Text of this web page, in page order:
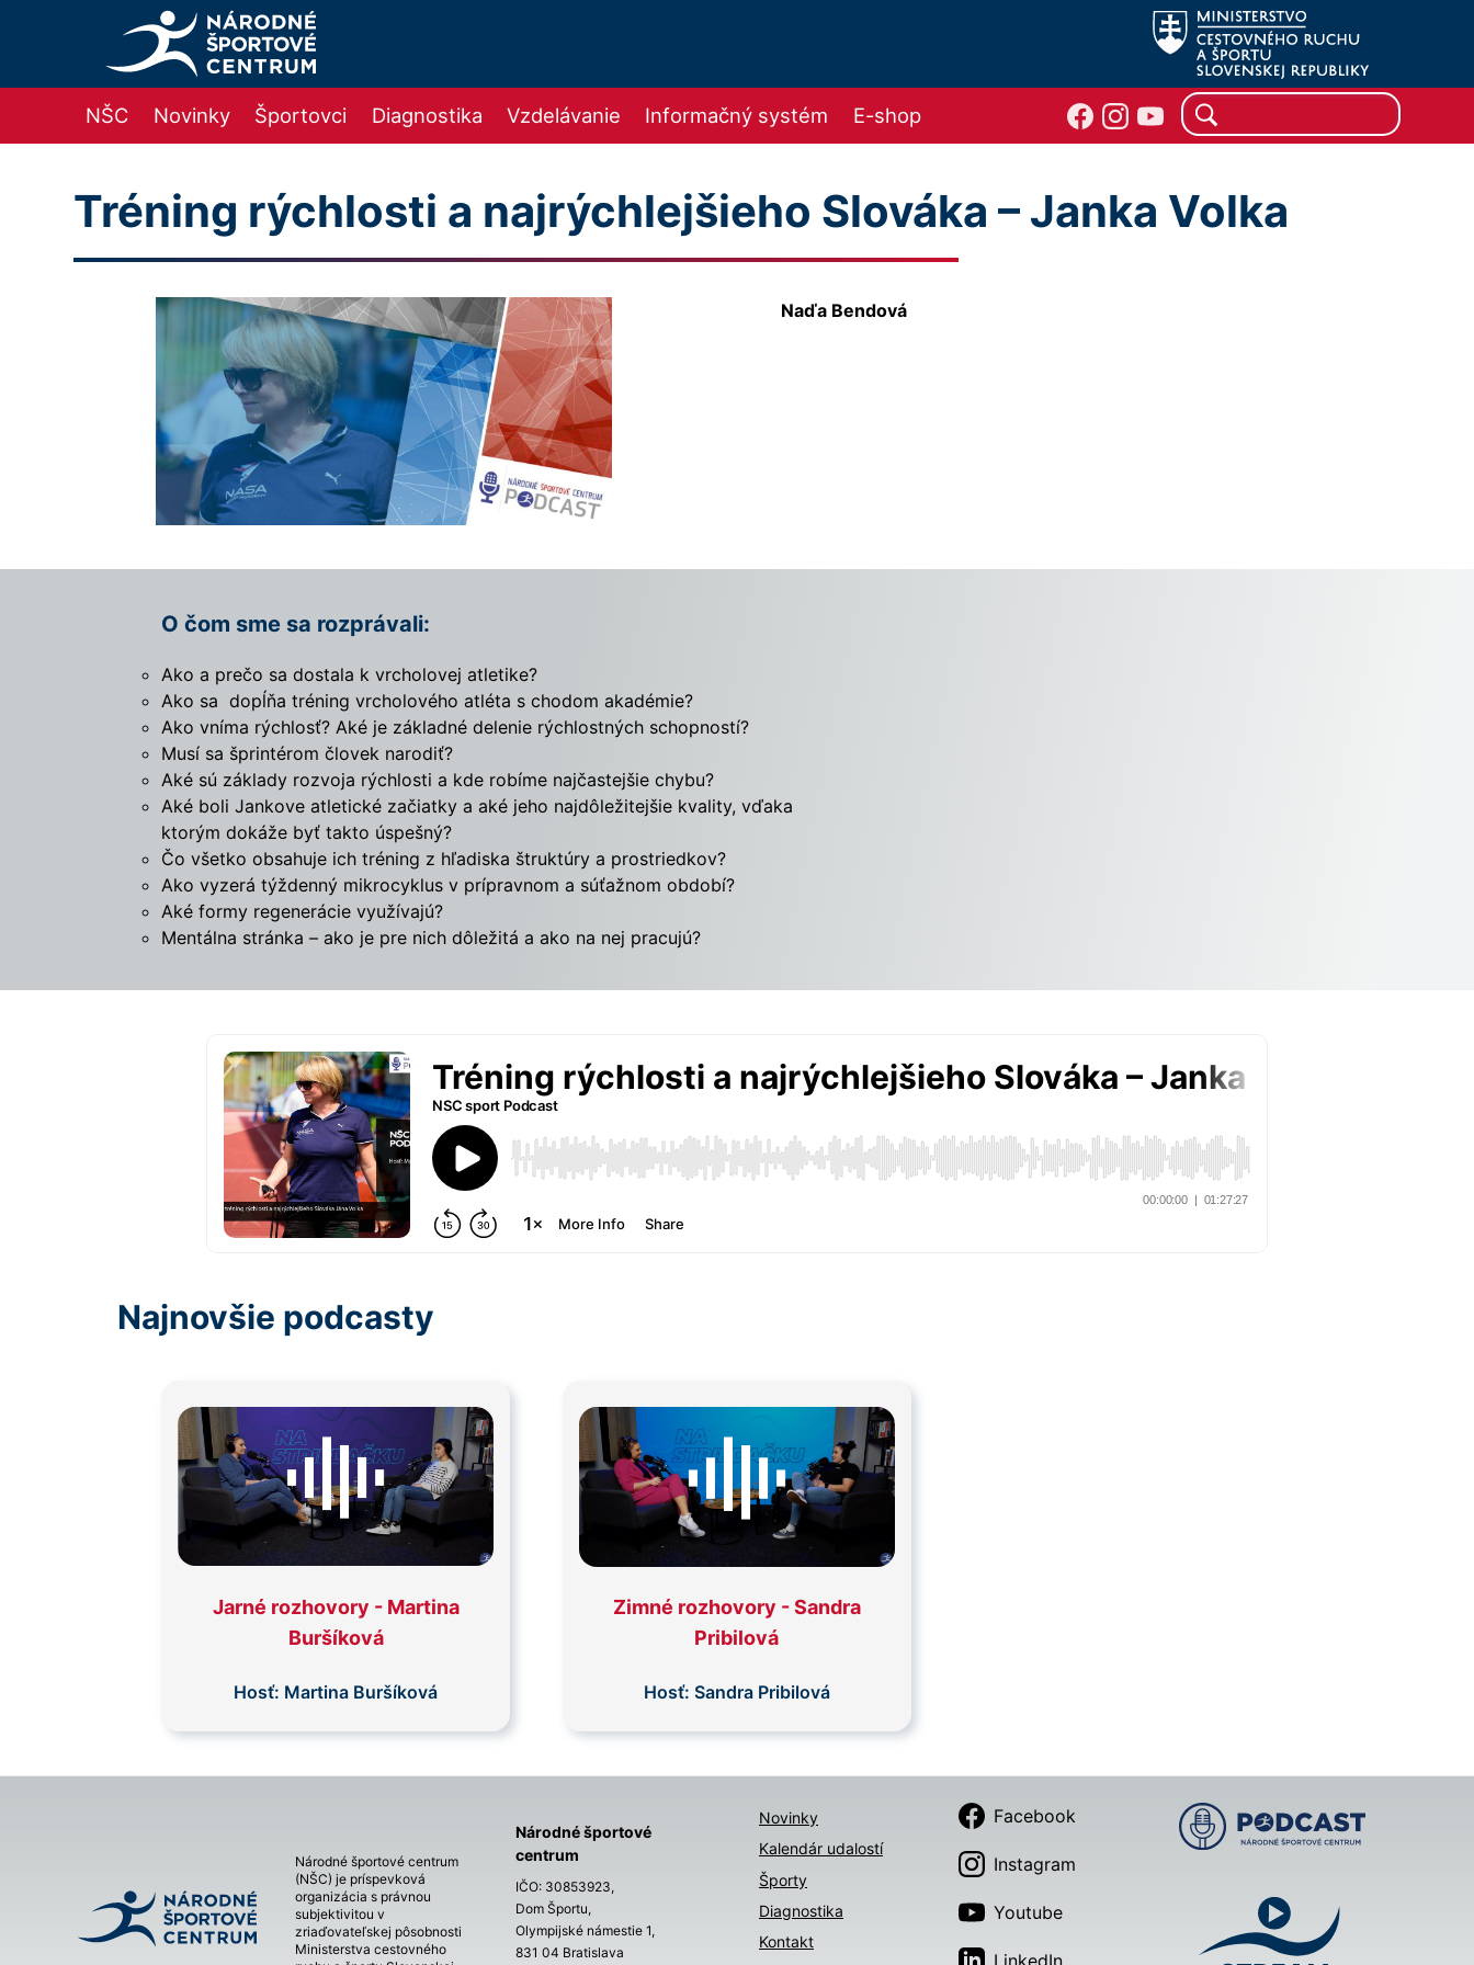
NŠC Novinky Športovci Diagnostika Vzdelávanie Informačný systém E-shop
Tréning rýchlosti a najrýchlejšieho Slováka – Janka Volka
Naďa Bendová
O čom sme sa rozprávali:
Ako a prečo sa dostala k vrcholovej atletike?
Ako sa dopĺňa tréning vrcholového atléta s chodom akadémie?
Ako vníma rýchlosť? Aké je základné delenie rýchlostných schopností?
Musí sa šprintérom človek narodiť?
Aké sú základy rozvoja rýchlosti a kde robíme najčastejšie chybu?
Aké boli Jankove atletické začiatky a aké jeho najdôležitejšie kvality, vďaka
ktorým dokáže byť takto úspešný?
Čo všetko obsahuje ich tréning z hľadiska štruktúry a prostriedkov?
Ako vyzerá týždenný mikrocyklus v prípravnom a súťažnom období?
Aké formy regenerácie využívajú?
Mentálna stránka – ako je pre nich dôležitá a ako na nej pracujú?
Najnovšie podcasty
Jarné rozhovory - Martina
Buršíková
Hosť: Martina Buršíková
Zimné rozhovory - Sandra
Pribilová
Hosť: Sandra Pribilová
Národné športové centrum
(NŠC) je príspevková
organizácia s právnou
subjektivitou v
zriaďovateľskej pôsobnosti
Ministerstva cestovného
Národné športové
centrum
IČO: 30853923,
Dom Športu,
Olympijské námestie 1,
831 04 Bratislava
Novinky
Kalendár udalostí
Športy
Diagnostika
Kontakt
Facebook
Instagram
Youtube
LinkedIn